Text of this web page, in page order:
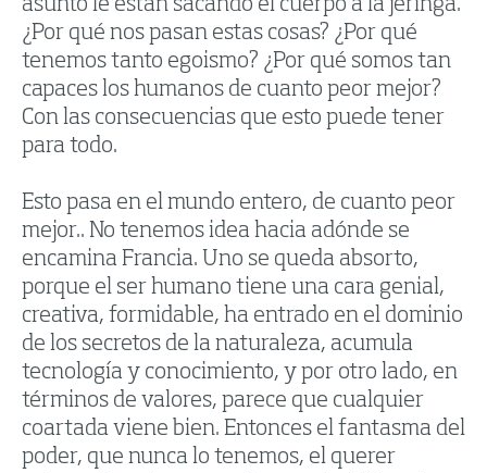
asunto le están sacando el cuerpo a la jeringa.
¿Por qué nos pasan estas cosas? ¿Por qué
tenemos tanto egoismo? ¿Por qué somos tan
capaces los humanos de cuanto peor mejor?
Con las consecuencias que esto puede tener
para todo.
Esto pasa en el mundo entero, de cuanto peor
mejor.. No tenemos idea hacia adónde se
encamina Francia. Uno se queda absorto,
porque el ser humano tiene una cara genial,
creativa, formidable, ha entrado en el dominio
de los secretos de la naturaleza, acumula
tecnología y conocimiento, y por otro lado, en
términos de valores, parece que cualquier
coartada viene bien. Entonces el fantasma del
poder, que nunca lo tenemos, el querer